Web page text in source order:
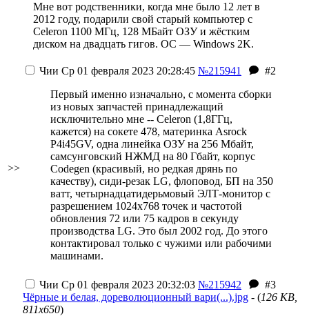
Мне вот родственники, когда мне было 12 лет в
2012 году, подарили свой старый компьютер с
Celeron 1100 МГц, 128 МБайт ОЗУ и жёстким
диском на двадцать гигов. ОС — Windows 2K.
>>
Чии Ср 01 февраля 2023 20:28:45 №215941
#2
Первый именно изначально, с момента сборки
из новых запчастей принадлежащий
исключительно мне -- Celeron (1,8ГГц,
кажется) на сокете 478, материнка Asrock
P4i45GV, одна линейка ОЗУ на 256 Мбайт,
самсунговский НЖМД на 80 Гбайт, корпус
Codegen (красивый, но редкая дрянь по
качеству), сиди-резак LG, флоповод, БП на 350
ватт, четырнадцатидерьмовый ЭЛТ-монитор с
разрешением 1024х768 точек и частотой
обновления 72 или 75 кадров в секунду
производства LG. Это был 2002 год. До этого
контактировал только с чужими или рабочими
машинами.
Чии Ср 01 февраля 2023 20:32:03 №215942
#3
Чёрные и белая, дореволюционный вари(...).jpg - (126 KB,
811x650)